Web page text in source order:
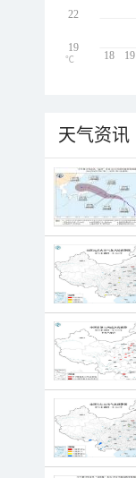
18 19
22
19
℃
天气资讯